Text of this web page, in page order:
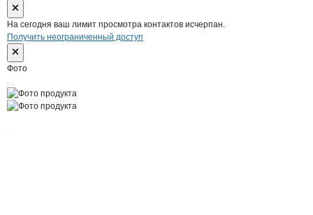
На сегодня ваш лимит просмотра контактов исчерпан.
Получить неограниченный доступ
Фото